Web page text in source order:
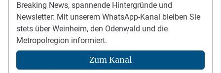
Breaking News, spannende Hintergründe und
Newsletter: Mit unserem WhatsApp-Kanal bleiben Sie
stets über Weinheim, den Odenwald und die
Metropolregion informiert.
Zum Kanal